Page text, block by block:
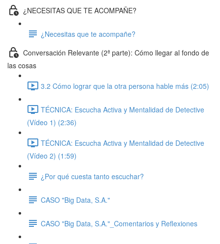
¿NECESITAS QUE TE ACOMPAÑE?
¿Necesitas que te acompañe?
Conversación Relevante (2ª parte): Cómo llegar al fondo de
las cosas
3.2 Cómo lograr que la otra persona hable más (2:05)
TÉCNICA: Escucha Activa y Mentalidad de Detective
(Vídeo 1) (2:36)
TÉCNICA: Escucha Activa y Mentalidad de Detective
(Vídeo 2) (1:59)
¿Por qué cuesta tanto escuchar?
CASO "Big Data, S.A."
CASO "Big Data, S.A."_Comentarios y Reflexiones